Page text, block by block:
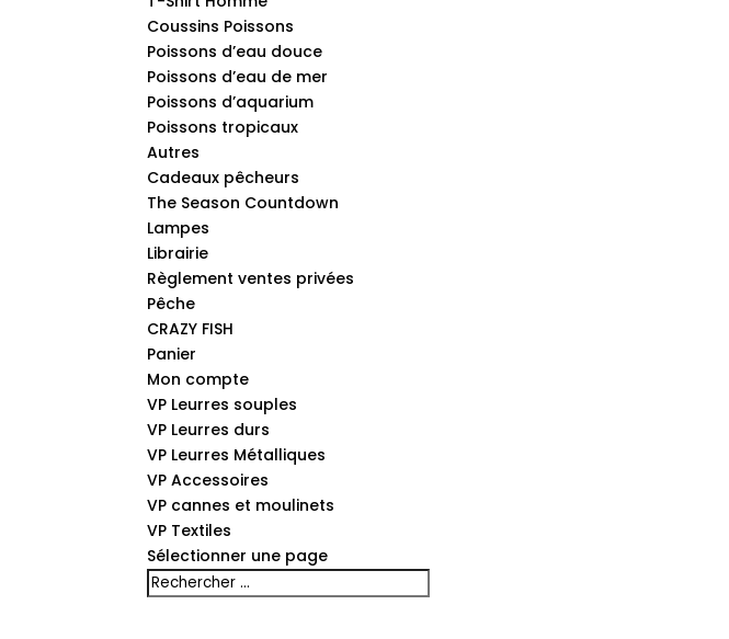
Coussins Poissons
Poissons d’eau douce
Poissons d’eau de mer
Poissons d’aquarium
Poissons tropicaux
Autres
Cadeaux pêcheurs
The Season Countdown
Lampes
Librairie
Règlement ventes privées
Pêche
CRAZY FISH
Panier
Mon compte
VP Leurres souples
VP Leurres durs
VP Leurres Métalliques
VP Accessoires
VP cannes et moulinets
VP Textiles
Sélectionner une page